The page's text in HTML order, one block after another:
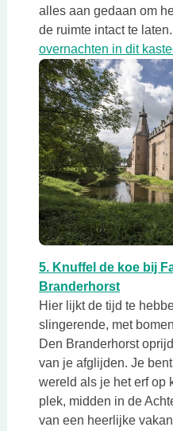
alles aan gedaan om
de ruimte intact te laten.
overnachten in dit
5. Knuffel de koe bij
BranderhorstDeze
Hier lijkt de tijd te
slingerende, met
Den Branderhorst
van je afglijden. Je
wereld als je het erf op
plek, midden in de
van een heerlijke